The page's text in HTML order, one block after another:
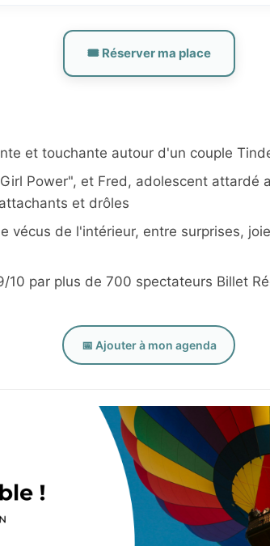
🎟️ Réserver ma place
et touchante autour d'un couple
Power", et Fred, adolescent attardé
et drôles
vécus de l'intérieur, entre surprises,
10 par plus de 700 spectateurs Billet
📅 Ajouter à mon agenda